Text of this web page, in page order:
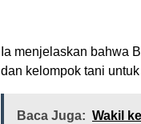
Ia menjelaskan bahwa
dan kelompok tani
Baca Juga: Wakil